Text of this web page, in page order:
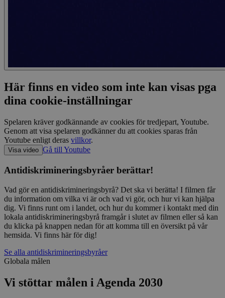
Här finns en video som inte kan visas pga
dina cookie-inställningar
Spelaren kräver godkännande av cookies för tredjepart, Youtube.
Genom att visa spelaren godkänner du att cookies sparas från
Youtube enligt deras villkor.
Visa video Gå till Youtube
Antidiskrimineringsbyråer berättar!
Vad gör en antidiskrimineringsbyrå? Det ska vi berätta! I filmen får
du information om vilka vi är och vad vi gör, och hur vi kan hjälpa
dig. Vi finns runt om i landet, och hur du kommer i kontakt med din
lokala antidiskrimineringsbyrå framgår i slutet av filmen eller så kan
du klicka på knappen nedan för att komma till en översikt på vår
hemsida. Vi finns här för dig!
Se alla antidiskrimineringsbyråer
Globala målen
Vi stöttar målen i Agenda 2030